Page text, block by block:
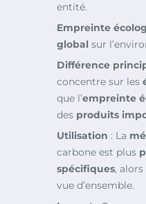
entité.
Empreinte
global sur
Différence
concentre sur les
que l’empreinte
des produits
Utilisation : La
carbone est plus
spécifiques,
vue d’ensemble.